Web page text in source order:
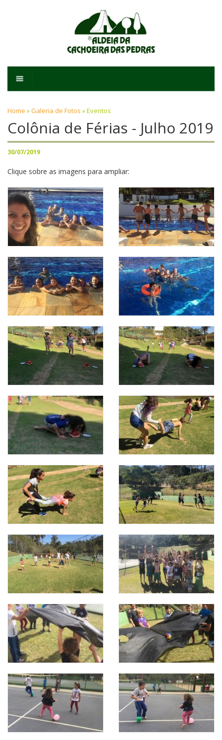
Home »Galeria de Fotos »Eventos
Colônia de Férias - Julho 2019
30/07/2019
Clique sobre as imagens para ampliar: